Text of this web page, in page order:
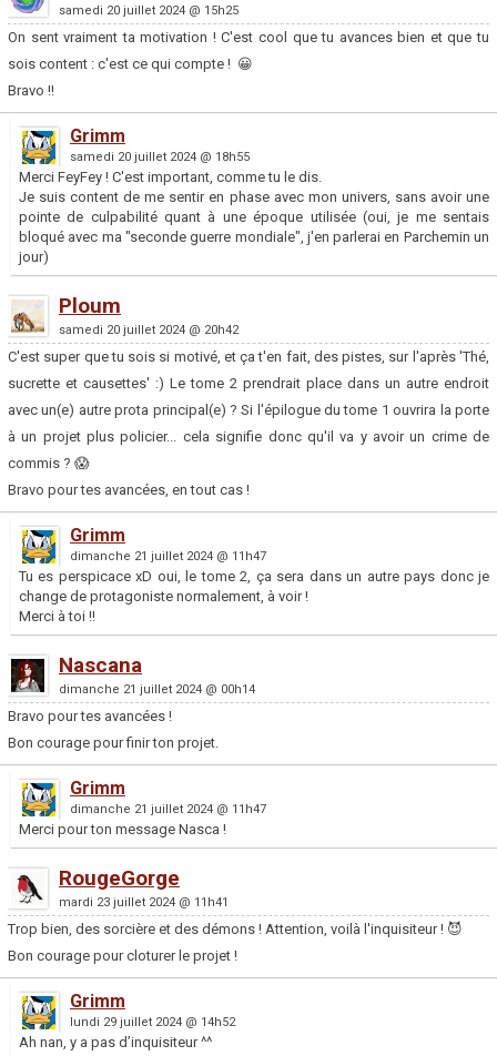
samedi 20 juillet 2024 @ 15h25
On sent vraiment ta motivation ! C'est cool que tu avances bien et que tu
sois content : c'est ce qui compte ! 😀
Bravo !!
Grimm
samedi 20 juillet 2024 @ 18h55
Merci FeyFey ! C'est important, comme tu le dis.
Je suis content de me sentir en phase avec mon univers, sans avoir une
pointe de culpabilité quant à une époque utilisée (oui, je me sentais
bloqué avec ma "seconde guerre mondiale", j'en parlerai en Parchemin un
jour)
Ploum
samedi 20 juillet 2024 @ 20h42
C'est super que tu sois si motivé, et ça t'en fait, des pistes, sur l'après 'Thé,
sucrette et causettes' :) Le tome 2 prendrait place dans un autre endroit
avec un(e) autre prota principal(e) ? Si l'épilogue du tome 1 ouvrira la porte
à un projet plus policier... cela signifie donc qu'il va y avoir un crime de
commis ? 😱
Bravo pour tes avancées, en tout cas !
Grimm
dimanche 21 juillet 2024 @ 11h47
Tu es perspicace xD oui, le tome 2, ça sera dans un autre pays donc je
change de protagoniste normalement, à voir !
Merci à toi !!
Nascana
dimanche 21 juillet 2024 @ 00h14
Bravo pour tes avancées !
Bon courage pour finir ton projet.
Grimm
dimanche 21 juillet 2024 @ 11h47
Merci pour ton message Nasca !
RougeGorge
mardi 23 juillet 2024 @ 11h41
Trop bien, des sorcière et des démons ! Attention, voilà l'inquisiteur ! 😈
Bon courage pour cloturer le projet !
Grimm
lundi 29 juillet 2024 @ 14h52
Ah nan, y a pas d’inquisiteur ^^